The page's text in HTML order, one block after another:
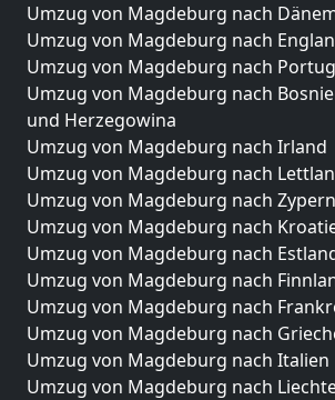
Umzug von Magdeburg nach
Umzug von Magdeburg nach
Umzug von Magdeburg nach
Umzug von Magdeburg nach
und Herzegowina
Umzug von Magdeburg nach Irland
Umzug von Magdeburg nach
Umzug von Magdeburg nach Zypern
Umzug von Magdeburg nach
Umzug von Magdeburg nach
Umzug von Magdeburg nach
Umzug von Magdeburg nach
Umzug von Magdeburg nach
Umzug von Magdeburg nach Italien
Umzug von Magdeburg nach